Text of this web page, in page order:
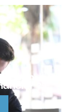
son
?